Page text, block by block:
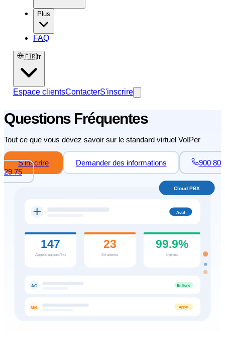
Plus
FAQ
🇫🇷fr
Espace clientsContacterS'inscrire
Questions Fréquentes
Tout ce que vous devez savoir sur le standard virtuel VoIPer
S'inscrire Demander des informations
900 80
29 75
Actif
147
Appels aujourd'hui
23
En attente
99.9%
Uptime
AG En ligne
MR Appel
Cloud PBX